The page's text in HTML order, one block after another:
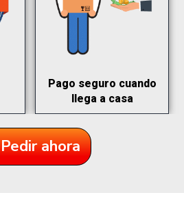
Pago seguro cuando
llega a casa
Pedir ahora